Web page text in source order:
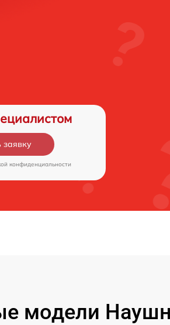
заявку
конфиденциальности
модели